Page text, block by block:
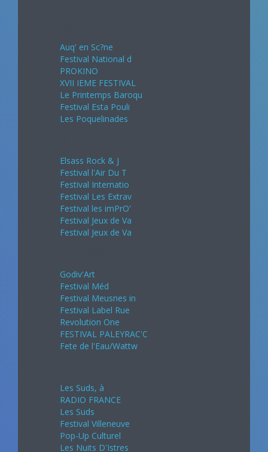
Auq' en Sc?ne
Festival National d
PROKINO
XVII IEME FESTIVAL
Le Printemps Baroqu
Festival Esta Pouli
Les Poquelinades
Elsass Rock & J
Festival l'Air Du T
Festival Internatio
Festival Les Extrav
Festival les imPrO'
Festival Jeux de Va
Festival Jeux de Va
Godiv'Art
Festival Méd
Festival Meusnes in
Festival Label Rue
Revolution One
FESTIVAL PALEYRAC'C
Fete de l'Eau/Wattw
Les Suds, à
RADIO FRANCE
Les Suds
Festival Villeneuve
Pop-Up Culturel
Les Nuits D'Istres